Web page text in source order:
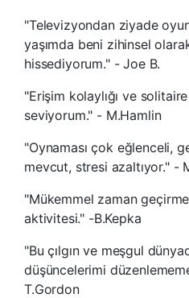
"Televizyondan ziyade
yaşımda beni zihinsel
hissediyorum." - Joe B.
"Erişim kolaylığı ve
seviyorum." - M.Hamlin
"Oynaması çok eğlenceli,
mevcut, stresi azaltıyor." -
"Mükemmel zaman
aktivitesi." -B.Kepka
"Bu çılgın ve meşgul
düşüncelerimi
T.Gordon